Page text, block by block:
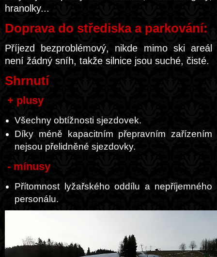
hranolky...
Doprava do střediska a parkování:
Příjezd bezproblémový, nikde mimo ski areál
není žádný sníh, takže silnice jsou suché, čisté.
Shrnutí
+ plusy
Všechny obtížnosti sjezdovek.
Díky méně kapacitním přepravním zařízením
nejsou přelidněné sjezdovky.
- mínusy
Přítomnost lyžařského oddílu a nepříjemného
personálu.